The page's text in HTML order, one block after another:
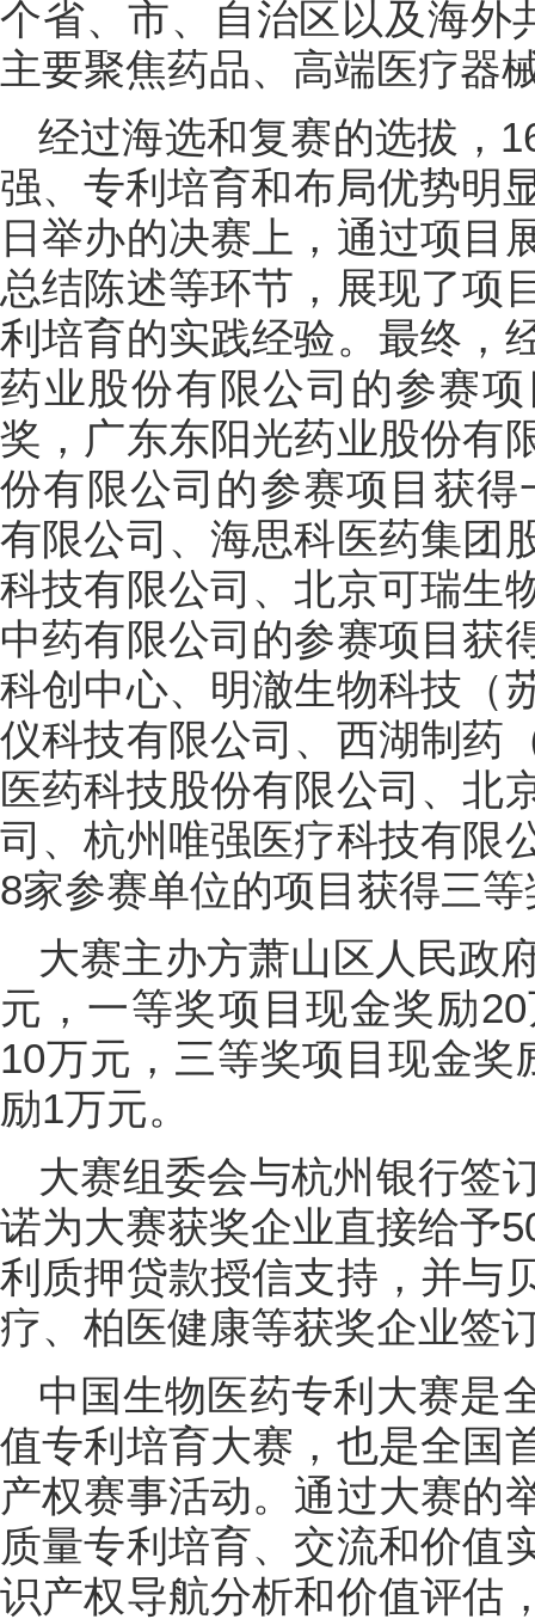
个省、市、自治区以及海外
主要聚焦药品、高端医疗器
经过海选和复赛的选拔，
强、专利培育和布局优势明
日举办的决赛上，通过项目
总结陈述等环节，展现了项
利培育的实践经验。最终，
药业股份有限公司的参赛
奖，广东东阳光药业股份有
份有限公司的参赛项目获
有限公司、海思科医药集团
科技有限公司、北京可瑞生
中药有限公司的参赛项目获
科创中心、明澈生物科技（
仪科技有限公司、西湖制药
医药科技股份有限公司、北
司、杭州唯强医疗科技有限
8家参赛单位的项目获得三等
大赛主办方萧山区人民政
元，一等奖项目现金奖励
10万元，三等奖项目现金
励1万元。
大赛组委会与杭州银行签
诺为大赛获奖企业直接给予
利质押贷款授信支持，并与
疗、柏医健康等获奖企业签
中国生物医药专利大赛是
值专利培育大赛，也是全国
产权赛事活动。通过大赛的
质量专利培育、交流和价值
识产权导航分析和价值评估